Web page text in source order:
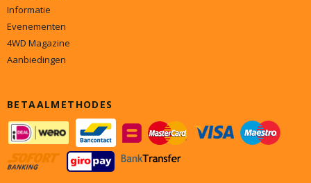
Informatie
Evenementen
4WD Magazine
Aanbiedingen
BETAALMETHODES